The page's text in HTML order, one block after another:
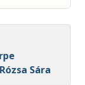
Sára